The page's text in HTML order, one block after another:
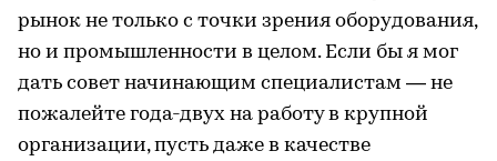
рынок не только с точки зрения оборудования,
но и промышленности в целом. Если бы я мог
дать совет начинающим специалистам — не
пожалейте года-двух на работу в крупной
организации, пусть даже в качестве